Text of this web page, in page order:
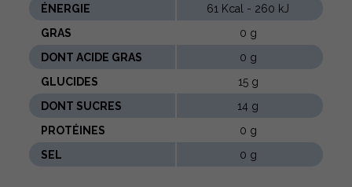
ÉNERGIE
61 Kcal - 260 kJ
GRAS
0 g
DONT ACIDE GRAS
0 g
GLUCIDES
15 g
DONT SUCRES
14 g
PROTÉINES
0 g
SEL
0 g